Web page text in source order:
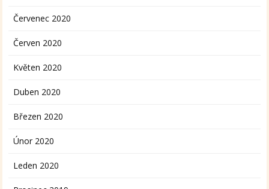
Červenec 2020
Červen 2020
Květen 2020
Duben 2020
Březen 2020
Únor 2020
Leden 2020